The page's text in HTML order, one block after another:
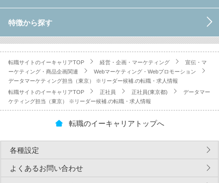
特徴から探す
転職サイトのイーキャリアTOP 経営・企画・マーケティング
宣伝・マ
ーケティング・商品企画関連
Webマーケティング・Webプロモーション
データマーケティング担当（東京） ※リーダー候補.の転職・求人情報
転職サイトのイーキャリアTOP
正社員 正社員(東京都)
データマー
ケティング担当（東京） ※リーダー候補.の転職・求人情報
転職のイーキャリアトップへ
各種設定
よくあるお問い合わせ